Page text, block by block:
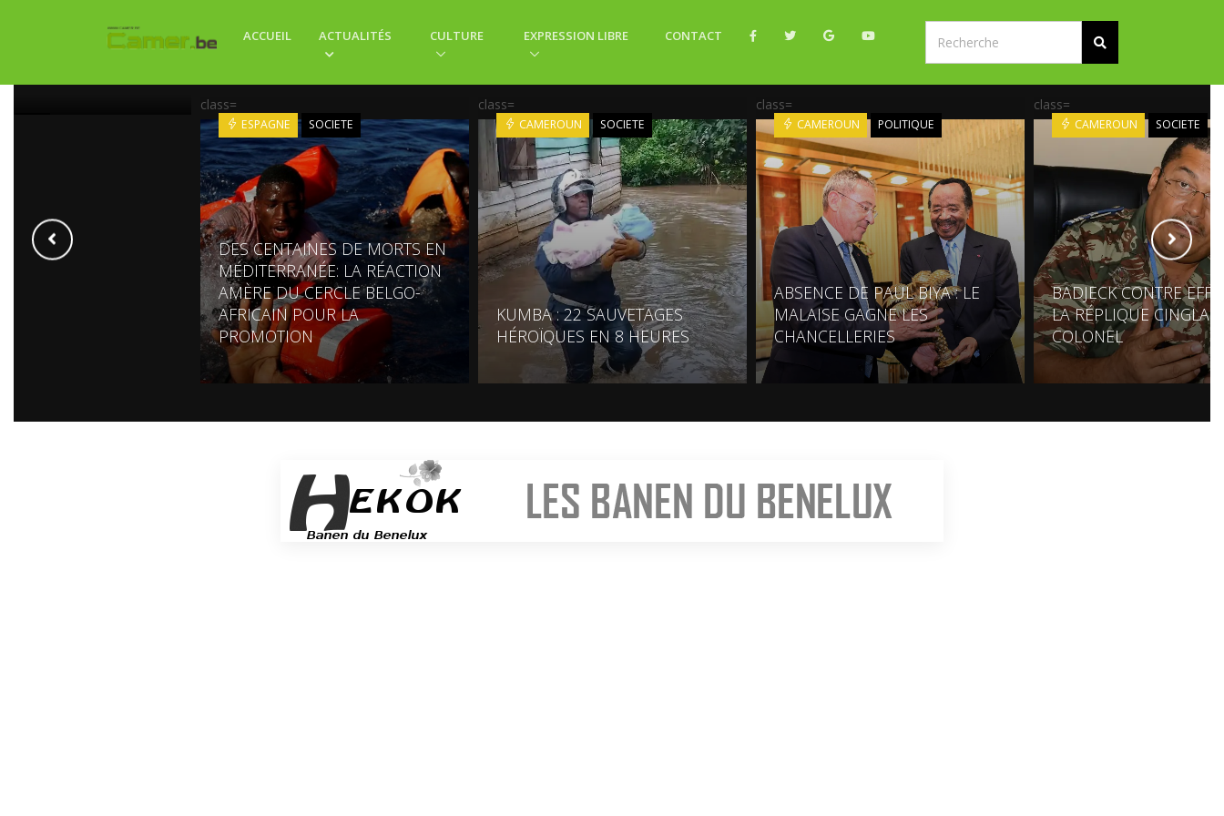
ACCUEIL ACTUALITÉS CULTURE EXPRESSION LIBRE CONTACT
YOBOUÉ : « JE FAIS
class=
ESPAGNE SOCIETE
DES CENTAINES DE MORTS EN
MÉDITERRANÉE: LA RÉACTION
AMÈRE DU CERCLE BELGO-
AFRICAIN POUR LA
PROMOTION
class=
CAMEROUN SOCIETE
KUMBA : 22 SAUVETAGES
HÉROÏQUES EN 8 HEURES
class=
CAMEROUN POLITIQUE
ABSENCE DE PAUL BIYA : LE
MALAISE GAGNE LES
CHANCELLERIES
class=
CAMEROUN SOCIETE
BADJECK CONTRE
LA RÉPLIQUE
COLONEL